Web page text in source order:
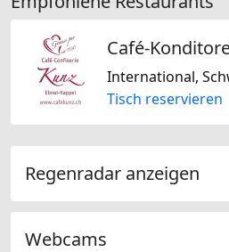
Café-
International,
Tisch reservieren
Regenradar anzeigen
Webcams